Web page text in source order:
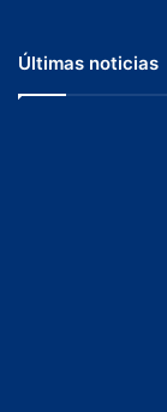
Últimas noticias